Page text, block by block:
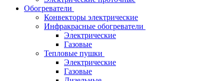
Обогреватели
Конвекторы электрические
Инфракрасные обогреватели
Электрические
Газовые
Тепловые пушки
Электрические
Газовые